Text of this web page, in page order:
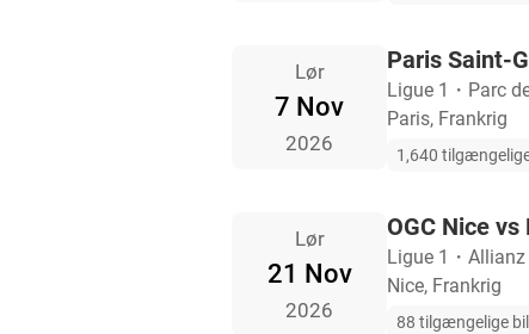
Lør
7 Nov
2026
Paris Saint-
Ligue 1 ・ Parc
Paris, Frankrig
1,640
Lør
21 Nov
2026
OGC Nice
Ligue 1 ・ Allianz
Nice, Frankrig
88 tilgængelige